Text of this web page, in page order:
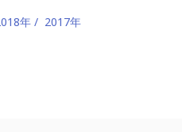
年 2017年